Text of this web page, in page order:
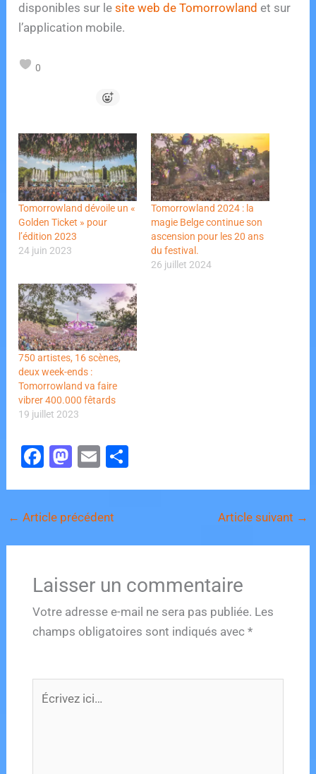
disponibles sur lesite web de Tomorrowland et sur
l’application mobile.
0
Tomorrowland dévoile un «
Golden Ticket » pour
l’édition 2023
24 juin 2023
Tomorrowland 2024 : la
magie Belge continue son
ascension pour les 20 ans
du festival.
26 juillet 2024
750 artistes, 16 scènes,
deux week-ends :
Tomorrowland va faire
vibrer 400.000 fêtards
19 juillet 2023
F
e
b
o
k
M
o
d
n
E
l
er
← Article précédent Article suivant →
Laisser un commentaire
Votre adresse e-mail ne sera pas publiée. Les
champs obligatoires sont indiqués avec *